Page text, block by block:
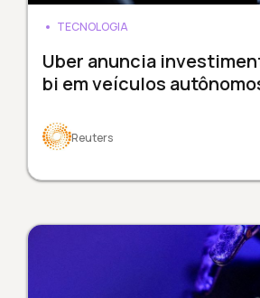
TECNOLOGIA
Uber anuncia
bi em veículos
Reuters